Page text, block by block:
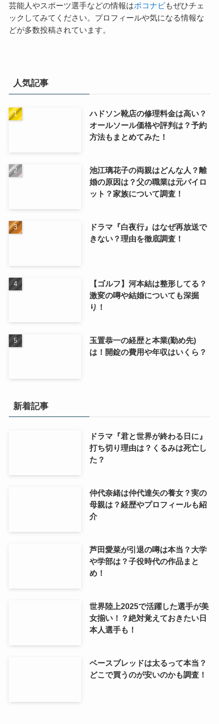
芸能人やスポーツ選手などの情報はポコナビもぜひチェ
ックしてみてください。プロフィールや気になる情報な
どが多数投稿されています。
人気記事
ハドソン靴店の修理料金は高い？
オールソール価格や評判は？予約
方法もまとめてみた！
池江璃花子の両親はどんな人？離
婚の原因は？父の職業は元パイロ
ット？家族について調査！
ドラマ『白夜行』はなぜ再放送で
きない？理由を徹底調査！
【ゴルフ】河本結は整形してる？
激変の噂や結婚についても深掘
り！
玉置恭一の経歴と本業(勤め先)
は！開錠の費用や年収はいくら？
新着記事
ドラマ『君と世界が終わる日に』
打ち切り理由は？くるみは死亡し
た？
仲代奈緒は仲代達矢の養女？実の
母親は？経歴やプロフィールも紹
介
芦田愛菜が引退の噂は本当？大学
や学部は？子役時代の作品まと
め！
世界陸上2025で活躍した選手が美
女揃い！？絶対覚えておきたい日
本人選手も！
ベースブレッドは太るって本当？
どこで買うのが安いのかも調査！